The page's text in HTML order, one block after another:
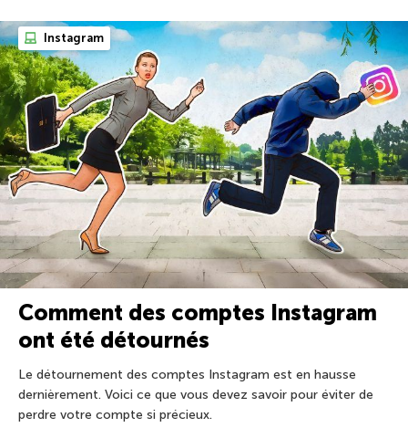
Instagram
Comment des comptes Instagram
ont été détournés
Le détournement des comptes Instagram est en hausse
dernièrement. Voici ce que vous devez savoir pour éviter de
perdre votre compte si précieux.